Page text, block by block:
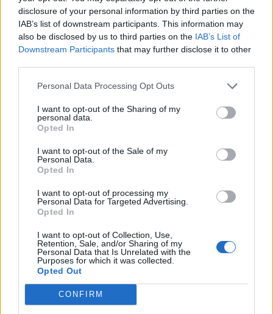
disclosure of your personal information by third parties on the
IAB’s list of downstream participants. This information may
also be disclosed by us to third parties on the IAB’s List of
Downstream Participants that may further disclose it to other
Personal Data Processing Opt Outs
I want to opt-out of the Sharing of my
personal data.
Opted In
I want to opt-out of the Sale of my
Personal Data.
Opted In
I want to opt-out of processing my
Personal Data for Targeted Advertising.
Opted In
I want to opt-out of Collection, Use,
Retention, Sale, and/or Sharing of my
Personal Data that Is Unrelated with the
Purposes for which it was collected.
Opted Out
CONFIRM